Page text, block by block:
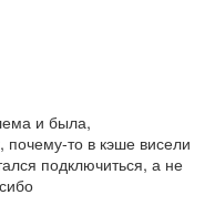
и была,
почему-то в кэше висели
подключиться, а не